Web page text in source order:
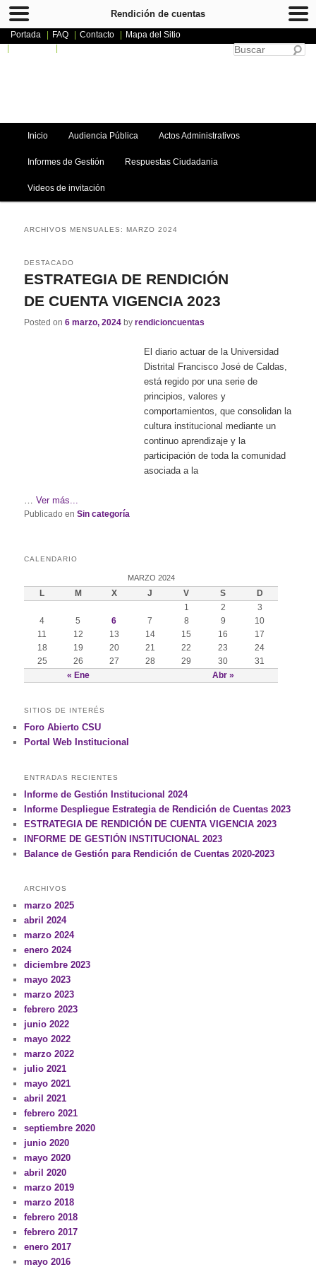
Portada FAQ Contacto
Mapa del Sitio
Menú principal
Ir al contenido principal
Ir al contenido secundario
Inicio Audiencia Pública Actos Administrativos
Informes de Gestión Respuestas Ciudadania
Videos de invitación
ARCHIVOS MENSUALES:MARZO 2024
ESTRATEGIA DE RENDICIÓN
DE CUENTA VIGENCIA 2023
DESTACADO
Posted on6 marzo, 2024 byrendicioncuentas
El diario actuar de la Universidad
Distrital Francisco José de Caldas,
está regido por una serie de
principios, valores y
comportamientos, que consolidan la
cultura institucional mediante un
continuo aprendizaje y la
participación de toda la comunidad
asociada a la
…Ver más...
Publicado en Sin categoría
CALENDARIO
MARZO 2024
L M X J V S D
« Ene Abr »
1 2
3
4
5 6 7 8 9
10
11
12 13 14 15 16
17
18
19 20 21 22 23
24
25
26 27 28 29 30 31
SITIOS DE INTERÉS
Foro Abierto CSU
Portal Web Institucional
ENTRADAS RECIENTES
Informe de Gestión Institucional 2024
Informe Despliegue Estrategia de Rendición de Cuentas 2023
ESTRATEGIA DE RENDICIÓN DE CUENTA VIGENCIA 2023
INFORME DE GESTIÓN INSTITUCIONAL 2023
Balance de Gestión para Rendición de Cuentas 2020-2023
ARCHIVOS
marzo 2025
abril 2024
marzo 2024
enero 2024
diciembre 2023
mayo 2023
marzo 2023
febrero 2023
junio 2022
mayo 2022
marzo 2022
julio 2021
mayo 2021
abril 2021
febrero 2021
septiembre 2020
junio 2020
mayo 2020
abril 2020
marzo 2019
marzo 2018
febrero 2018
febrero 2017
enero 2017
mayo 2016
Rendición de cuentas